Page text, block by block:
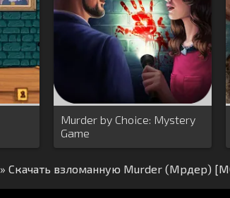
Murder by Choice: Mystery
Game
» Скачать взломанную Murder (Мрдер)